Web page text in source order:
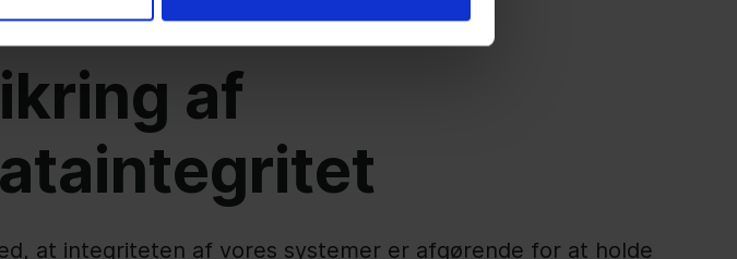
af
at integriteten af vores systemer er afgørende for at holde